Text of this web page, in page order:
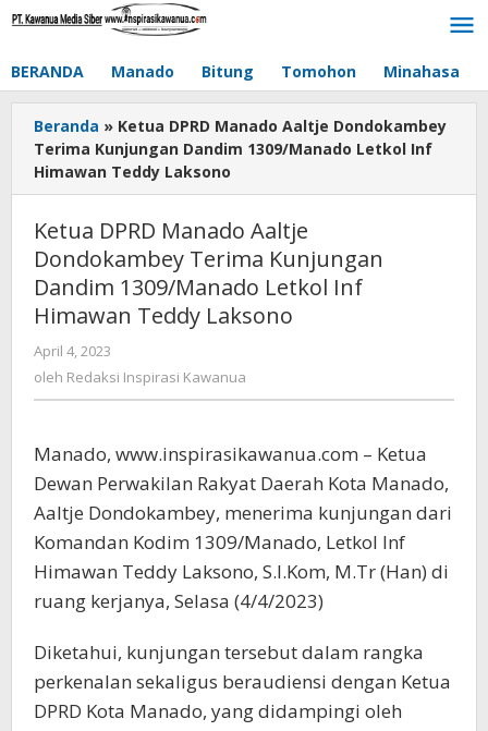
Lewati
BERANDA Manado Bitung Tomohon Minahasa
Beranda » Ketua DPRD Manado Aaltje Dondokambey
Terima Kunjungan Dandim 1309/Manado Letkol Inf
Himawan Teddy Laksono
Ketua DPRD Manado Aaltje
Dondokambey Terima Kunjungan
Dandim 1309/Manado Letkol Inf
Himawan Teddy Laksono
April 4, 2023
Redaksi
Inspirasi
oleh Redaksi Inspirasi Kawanua
Manado, www.inspirasikawanua.com – Ketua
Dewan Perwakilan Rakyat Daerah Kota Manado,
Aaltje Dondokambey, menerima kunjungan dari
Komandan Kodim 1309/Manado, Letkol Inf
Himawan Teddy Laksono, S.I.Kom, M.Tr (Han) di
ruang kerjanya, Selasa (4/4/2023)
Diketahui, kunjungan tersebut dalam rangka
perkenalan sekaligus beraudiensi dengan Ketua
DPRD Kota Manado, yang didampingi oleh